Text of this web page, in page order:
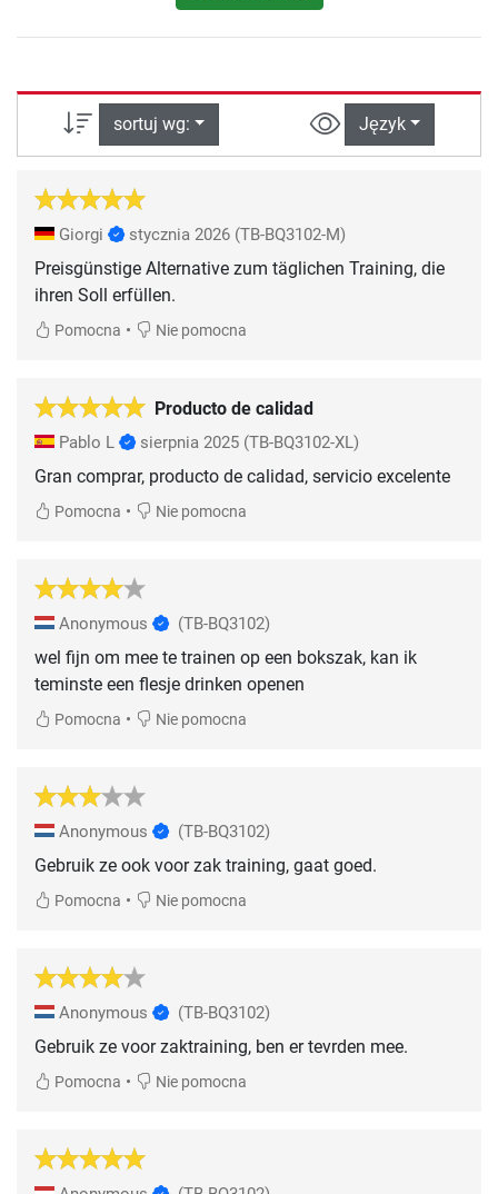
sortuj wg: Język
Giorgi stycznia 2026 (TB-BQ3102-M)
Preisgünstige Alternative zum täglichen Training, die
ihren Soll erfüllen.
Pomocna • Nie pomocna
Producto de calidad
Pablo L sierpnia 2025 (TB-BQ3102-XL)
Gran comprar, producto de calidad, servicio excelente
Pomocna • Nie pomocna
Anonymous (TB-BQ3102)
wel fijn om mee te trainen op een bokszak, kan ik
teminste een flesje drinken openen
Pomocna • Nie pomocna
Anonymous (TB-BQ3102)
Gebruik ze ook voor zak training, gaat goed.
Pomocna • Nie pomocna
Anonymous (TB-BQ3102)
Gebruik ze voor zaktraining, ben er tevrden mee.
Pomocna • Nie pomocna